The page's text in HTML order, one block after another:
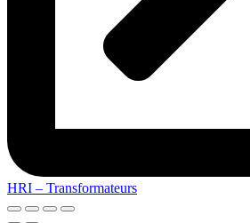
HRI – Transformateurs